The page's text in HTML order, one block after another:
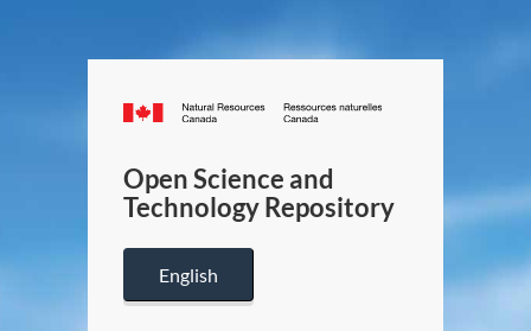
Canada.ca
/
Canada
Open Science and
Technology Repository
English